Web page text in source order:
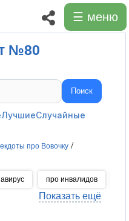
☰ меню
№80
анекдотов Поиск
ЛучшиеСлучайные
про Вовочку/
про инвалидов
Показать ещё